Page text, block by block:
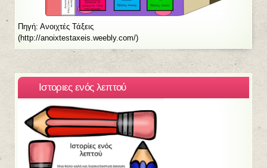
Πηγή: Ανοιχτές Τάξεις
(http://anoixtestaxeis.weebly.com/)
Ιστοριες ενός λεπτού